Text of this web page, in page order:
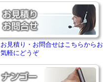
お見積り・お問合せはこちらからお
気軽にどうぞ